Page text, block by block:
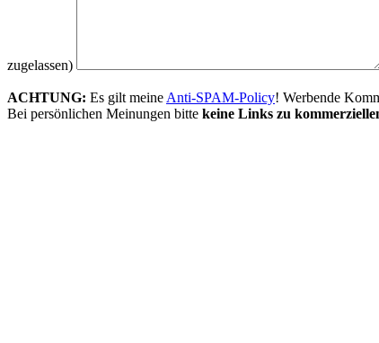
zugelassen)
ACHTUNG: Es gilt meine Anti-SPAM-Policy! Werbende
Bei persönlichen Meinungen bitte keine Links zu